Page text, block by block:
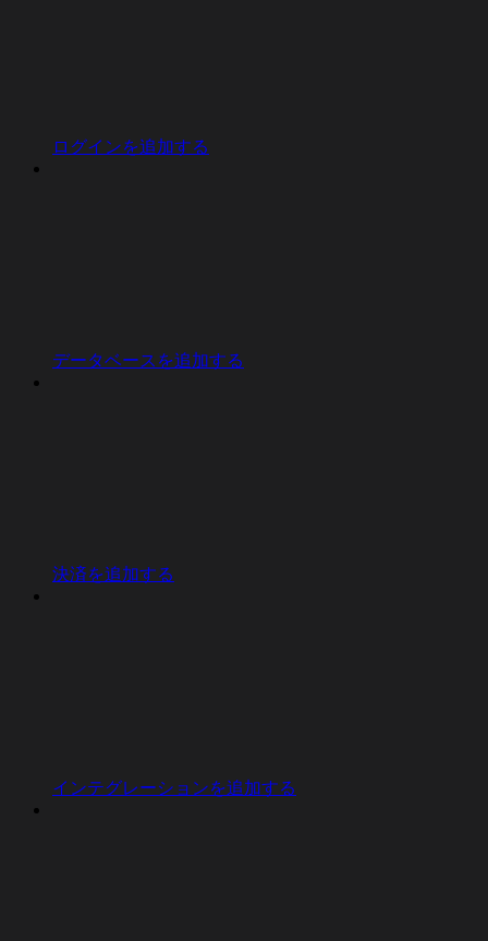
ログインを追加する
データベースを追加する
決済を追加する
インテグレーションを追加する